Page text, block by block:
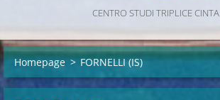
CENTRO STUDI TRIPLICE CINTA
Homepage > FORNELLI (IS)